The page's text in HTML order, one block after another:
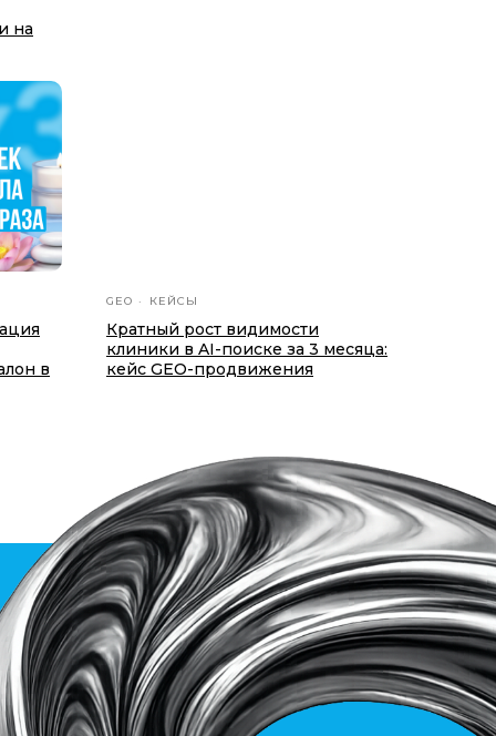
на
в
GEO КЕЙСЫ
Кратный рост видимости
клиники в AI-поиске за 3 месяца:
кейс GEO-продвижения